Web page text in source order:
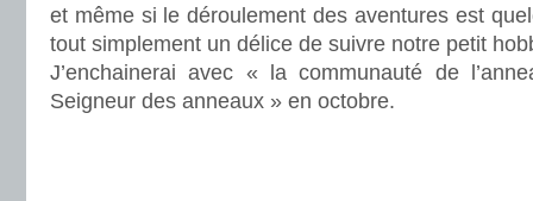
et même si le déroulement des aventures est
tout simplement un délice de suivre notre petit
J’enchainerai avec « la communauté de
Seigneur des anneaux » en octobre.